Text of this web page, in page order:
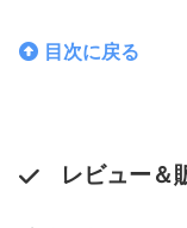
目次に戻る
レビュー＆